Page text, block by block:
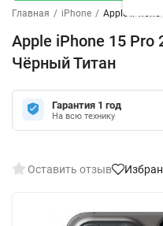
Главная / iPhone / Apple
Apple iPhone 15 Pro
Чёрный Титан
Гарантия 1 год
На всю технику
Оставить отзыв